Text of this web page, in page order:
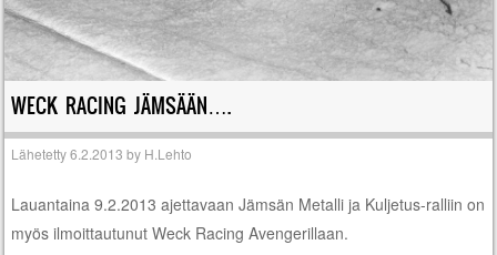
WECK RACING JÄMSÄÄN….
Lähetetty6.2.2013 by H.Lehto
Lauantaina 9.2.2013 ajettavaan Jämsän Metalli ja Kuljetus-ralliin on
myös ilmoittautunut Weck Racing Avengerillaan.